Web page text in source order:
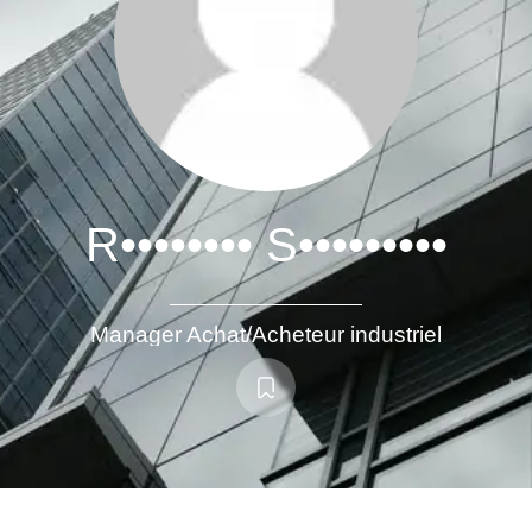
R•••••••• S•••••••••
Manager Achat/Acheteur industriel